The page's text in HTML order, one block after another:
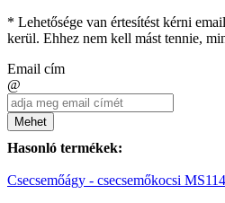
* Lehetősége van értesítést kérni
kerül. Ehhez nem kell mást tennie,
Email cím
@
Mehet
Hasonló termékek:
Csecsemőágy - csecsemőkocsi